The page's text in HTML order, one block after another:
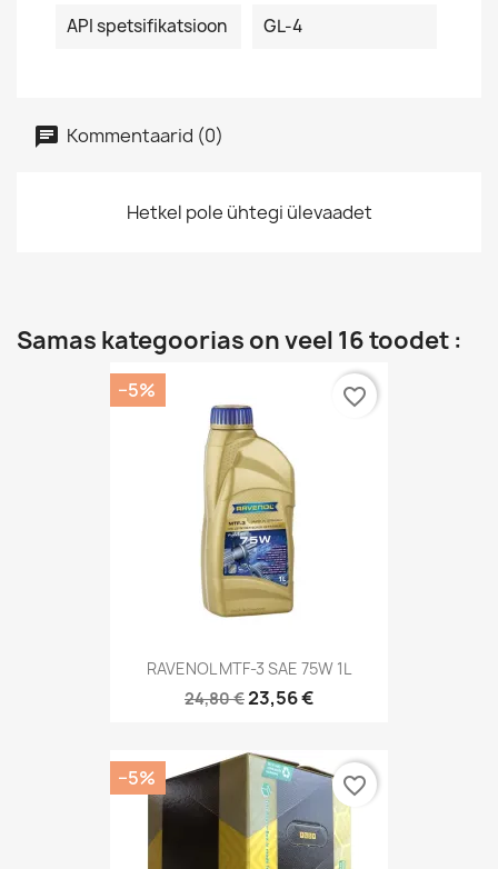
API spetsifikatsioon GL-4
Kommentaarid (0)
Hetkel pole ühtegi ülevaadet
Samas kategoorias on veel 16 toodet :
RAVENOL MTF-3 SAE 75W 1L
24,80 €23,56 €
−5% favorite_border
−5% favorite_border